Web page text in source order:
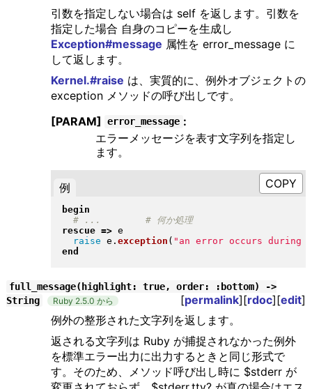
引数を指定しない場合は self を返します。引数を
指定した場合 自身のコピーを生成し
Exception#message 属性を error_message に
して返します。
Kernel.#raise は、実質的に、例外オブジェクトの
exception メソッドの呼び出しです。
[PARAM]
error_message :
エラーメッセージを表す文字列を指定し
ます。
例
begin
# ...        # 何か処理
rescue => e
raise e . exception ( " an error occurs during
end
full_message(highlight: true, order: :bottom) ->
String
Ruby 2.5.0 から [permalink][rdoc][edit]
例外の整形された文字列を返します。
返される文字列は Ruby が捕捉されなかった例外
を標準エラー出力に出力するときと同じ形式で
す。そのため、メソッド呼び出し時に $stderr が